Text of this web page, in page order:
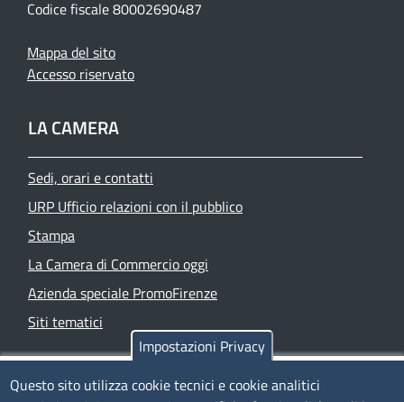
Codice fiscale 80002690487
Mappa del sito
Accesso riservato
LA CAMERA
Sedi, orari e contatti
URP Ufficio relazioni con il pubblico
Stampa
La Camera di Commercio oggi
Azienda speciale PromoFirenze
Siti tematici
TRASPARENZA
Impostazioni Privacy
Questo sito utilizza cookie tecnici e cookie analitici